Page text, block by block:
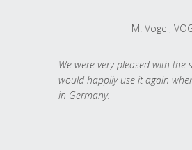
M. Vogel,
We were very pleased with the
would happily use it again
in Germany.